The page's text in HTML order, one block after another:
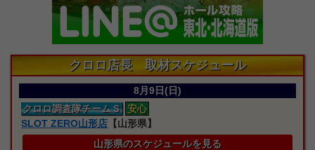
クロロ店長 取材スケジュール
8月9日(日)
クロロ調査隊チームＳ 安心
SLOT ZERO山形店 【山形県】
山形県のスケジュールを見る